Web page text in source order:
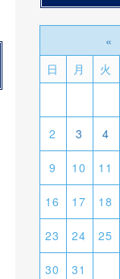
«
日
月 火
2 3 4
9 10 11
16 17 18
23 24 25
30 31